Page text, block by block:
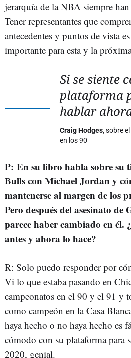
jerarquía de la NBA siempre
Tener representantes que
antecedentes y puntos de vista
importante para esta y la
Si se siente
plataforma
hablar
Craig Hodges,sobre
en los 90
P: En su libro habla sobre su
Bulls con Michael Jordan y
mantenerse al margen de los
Pero después del asesinato de
parece haber cambiado en él.
antes y ahora lo hace?
R: Solo puedo responder por
Vi lo que estaba pasando en
campeonatos en el 90 y el 91 y
como campeón en la Casa
haya hecho o no haya hecho es
cómodo con su plataforma para
2020, genial.